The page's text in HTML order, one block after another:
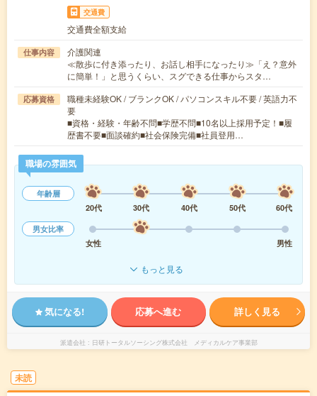
交通費
交通費全額支給
仕事内容
介護関連
≪散歩に付き添ったり、お話し相手になったり≫「え？意外
に簡単！」と思うくらい、スグできる仕事からスタ…
応募資格
職種未経験OK / ブランクOK / パソコンスキル不要 / 英語力不
要
■資格・経験・年齢不問■学歴不問■10名以上採用予定！■履
歴書不要■面談確約■社会保険完備■社員登用…
職場の雰囲気
年齢層
20代
30代 40代 50代
60代
男女比率
女性
男性
もっと見る
気になる! 応募へ進む 詳しく見る
派遣会社 日研トータルソーシング株式会社 メディカルケア事業部
未読